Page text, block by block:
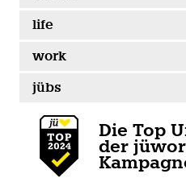
life
work
jübs
Die Top
der